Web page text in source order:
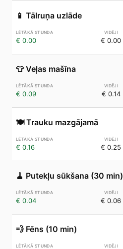
📱 Tālruņa uzlāde
€ 0.00 € 0.00
👕 Veļas mašīna
€ 0.09 € 0.14
🍽️ Trauku mazgājamā
€ 0.16 € 0.25
🧹 Putekļu sūkšana (30 min)
€ 0.04 € 0.06
💨 Fēns (10 min)